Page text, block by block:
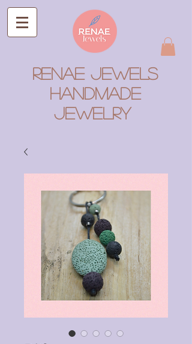
RENAE JEWELS
Handmade
Jewelry